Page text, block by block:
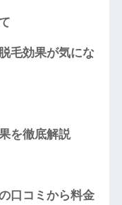
毛効果が気にな
を徹底解説
口コミから料金